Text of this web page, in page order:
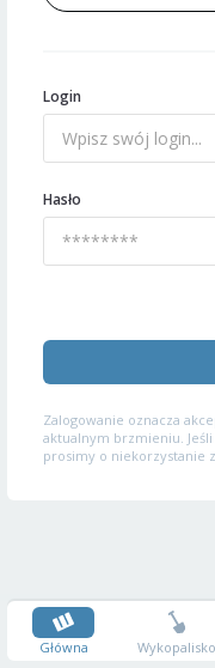
Login
Hasło
Zalogowanie oznacza
aktualnym brzmieniu.
prosimy o niekorzystanie
Główna Wykopalisko